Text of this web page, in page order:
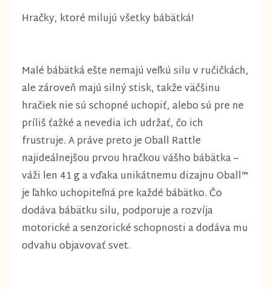
Hračky, ktoré milujú všetky bábätká!
Malé bábätká ešte nemajú veľkú silu v ručičkách,
ale zároveň majú silný stisk, takže väčšinu
hračiek nie sú schopné uchopiť, alebo sú pre ne
príliš ťažké a nevedia ich udržať, čo ich
frustruje. A práve preto je Oball Rattle
najideálnejšou prvou hračkou vášho bábätka –
váži len 41 g a vďaka unikátnemu dizajnu Oball™
je ľahko uchopiteľná pre každé bábätko. Čo
dodáva bábätku silu, podporuje a rozvíja
motorické a senzorické schopnosti a dodáva mu
odvahu objavovať svet.